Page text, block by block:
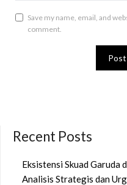
Save my name, email, and
comment.
Recent Posts
Eksistensi Skuad Garuda
Analisis Strategis dan